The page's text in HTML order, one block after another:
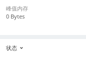
峰值内存
0 Bytes
状态